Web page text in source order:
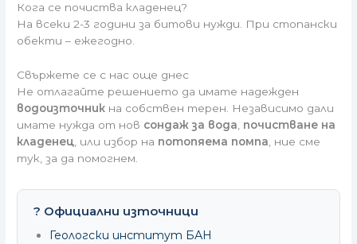
Кога се почиства кладенец?
На всеки 2-3 години за битови нужди. При стопански
обекти – ежегодно.
Свържете се с нас още днес
Не отлагайте решението да имате надежден
водоизточник на собствен терен. Независимо дали
имате нужда от нов сондаж за вода почистване на
кладенец , или избор на потопяема помпа , ние сме
тук, за да помогнем.
? Официални източници
Геологски институт БАН